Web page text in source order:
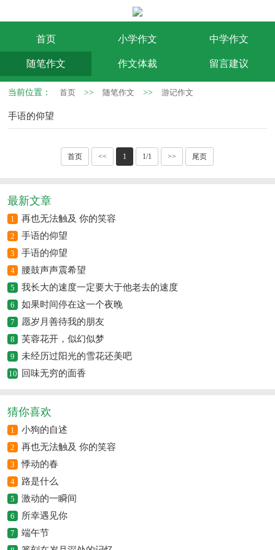
首页 小学作文 中学作文
随笔作文 作文体裁 留言建议
当前位置： 首页 >> 随笔作文 >> 游记作文
手语的仰望
首页 << 1 1/1 >> 尾页
最新文章
1 再也无法触及 你的笑容
2 手语的仰望
3 手语的仰望
4 腰鼓声声震希望
5 我长大的速度一定要大于他老去的速度
6 如果时间停在这一个夜晚
7 愿岁月善待我的朋友
8 芙蓉花开，似幻似梦
9 未经历过阳光的雪花还美吧
10 回味无穷的面香
猜你喜欢
1 小狗的自述
2 再也无法触及 你的笑容
3 悸动的春
4 路是什么
5 激动的一瞬间
6 所幸遇见你
7 端午节